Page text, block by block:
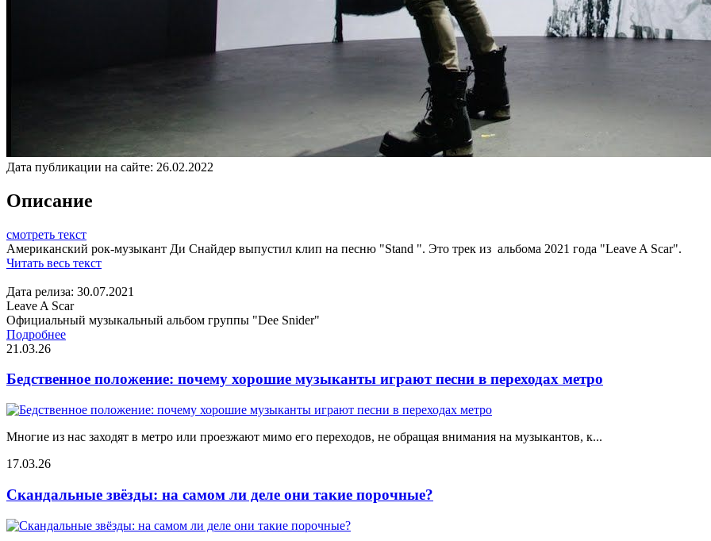
Дата публикации на сайте: 26.02.2022
Описание
смотреть текст
Американский рок-музыкант Ди Снайдер выпустил клип на песню "Stand ". Это трек из альбома 2021 года "Leave A Scar".
Читать весь текст
Дата релиза: 30.07.2021
Leave A Scar
Официальный музыкальный альбом группы "Dee Snider"
Подробнее
21.03.26
Бедственное положение: почему хорошие музыканты играют песни в переходах метро
Многие из нас заходят в метро или проезжают мимо его переходов, не обращая внимания на музыкантов, к...
17.03.26
Скандальные звёзды: на самом ли деле они такие порочные?